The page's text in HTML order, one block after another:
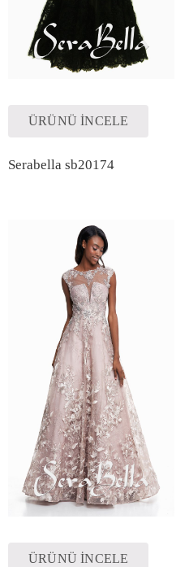
ÜRÜNÜ İNCELE
Serabella sb20174
ÜRÜNÜ İNCELE